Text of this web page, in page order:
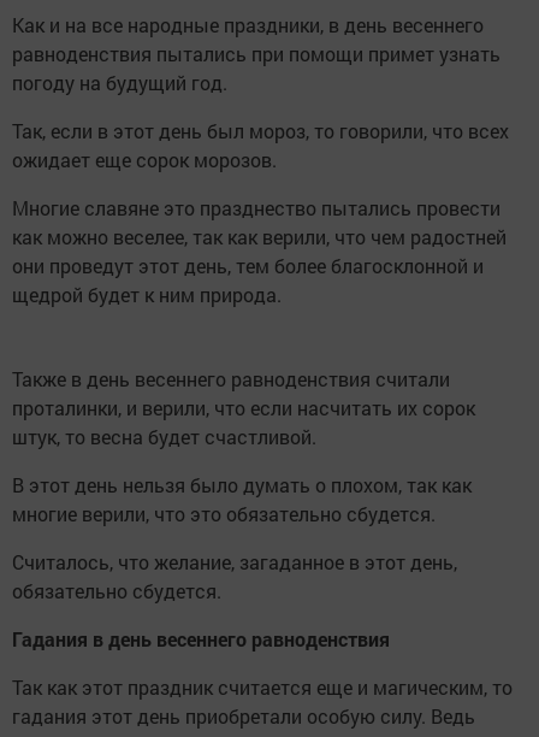
Как и на все народные праздники, в день весеннего
равноденствия пытались при помощи примет узнать
погоду на будущий год.
Так, если в этот день был мороз, то говорили, что всех
ожидает еще сорок морозов.
Многие славяне это празднество пытались провести
как можно веселее, так как верили, что чем радостней
они проведут этот день, тем более благосклонной и
щедрой будет к ним природа.
Также в день весеннего равноденствия считали
проталинки, и верили, что если насчитать их сорок
штук, то весна будет счастливой.
В этот день нельзя было думать о плохом, так как
многие верили, что это обязательно сбудется.
Считалось, что желание, загаданное в этот день,
обязательно сбудется.
Гадания в день весеннего равноденствия
Так как этот праздник считается еще и магическим, то
гадания этот день приобретали особую силу. Ведь